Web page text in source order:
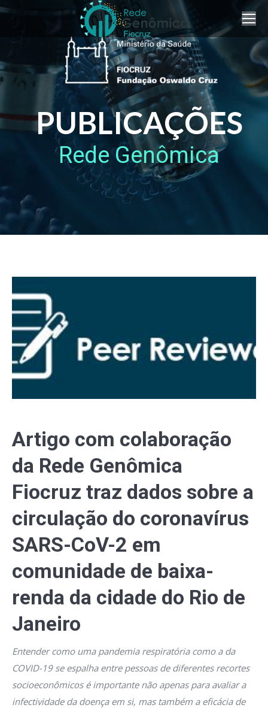
PUBLICAÇÕES
Rede Genômica
Artigo com colaboração
da Rede Genômica
Fiocruz traz dados sobre a
circulação do coronavírus
SARS-CoV-2 em
comunidade de baixa-
renda da cidade do Rio de
Janeiro
Entender como uma pandemia respiratória como a da
COVID-19 se espalha entre pessoas de diferentes recortes
socioeconômicos é importante não apenas para avaliar a
infectividade da doença em si, mas também a eficácia de